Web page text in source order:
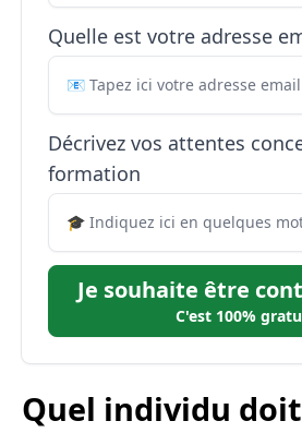
Quelle est votre adresse
Décrivez vos attentes
formation
Je souhaite être
C'est 100%
Quel individu